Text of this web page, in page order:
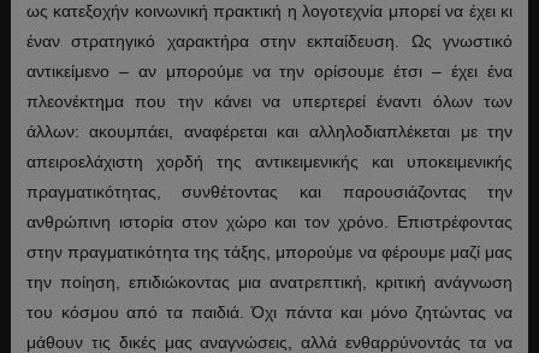
ως κατεξοχήν κοινωνική πρακτική η λογοτεχνία μπορεί να έχει κι
έναν στρατηγικό χαρακτήρα στην εκπαίδευση. Ως γνωστικό
αντικείμενο – αν μπορούμε να την ορίσουμε έτσι – έχει ένα
πλεονέκτημα που την κάνει να υπερτερεί έναντι όλων των
άλλων: ακουμπάει, αναφέρεται και αλληλοδιαπλέκεται με την
απειροελάχιστη χορδή της αντικειμενικής και υποκειμενικής
πραγματικότητας, συνθέτοντας και παρουσιάζοντας την
ανθρώπινη ιστορία στον χώρο και τον χρόνο. Επιστρέφοντας
στην πραγματικότητα της τάξης, μπορούμε να φέρουμε μαζί μας
την ποίηση, επιδιώκοντας μια ανατρεπτική, κριτική ανάγνωση
του κόσμου από τα παιδιά. Όχι πάντα και μόνο ζητώντας να
μάθουν τις δικές μας αναγνώσεις, αλλά ενθαρρύνοντάς τα να